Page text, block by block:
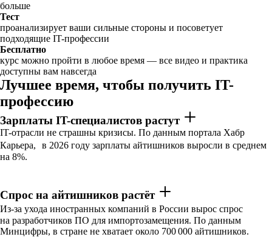
больше
Тест
проанализирует ваши сильные стороны и посоветует
подходящие IT-профессии
Бесплатно
курс можно пройти в любое время — все видео и практика
доступны вам навсегда
Лучшее время, чтобы получить IT-
профессию
Зарплаты IT-специалистов растут
IT-отрасли не страшны кризисы. По данным портала Хабр
Карьера, в 2026 году зарплаты айтишников выросли в среднем
на 8%.
Спрос на айтишников растёт
Из-за ухода иностранных компаний в России вырос спрос
на разработчиков ПО для импортозамещения. По данным
Минцифры, в стране не хватает около 700 000 айтишников.